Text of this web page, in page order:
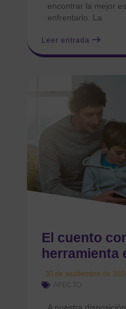
encontrar la mejor
enfrentarlo. La
Leer entrada
El cuento
herramienta
30 de septiembre de
AFECTO